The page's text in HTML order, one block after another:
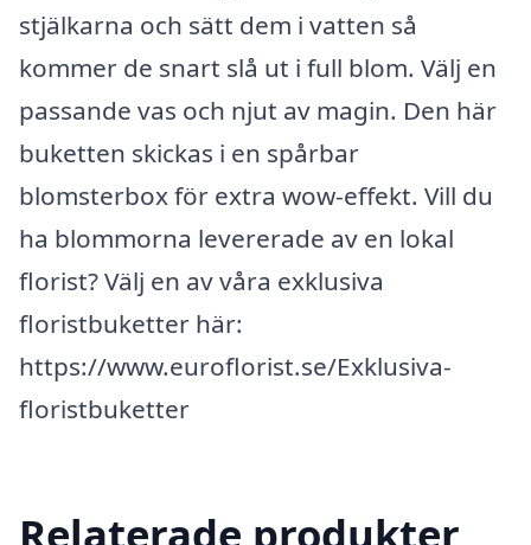
stjälkarna och sätt dem i vatten så
kommer de snart slå ut i full blom. Välj en
passande vas och njut av magin. Den här
buketten skickas i en spårbar
blomsterbox för extra wow-effekt. Vill du
ha blommorna levererade av en lokal
florist? Välj en av våra exklusiva
floristbuketter här:
https://www.euroflorist.se/Exklusiva-
floristbuketter
Relaterade produkter